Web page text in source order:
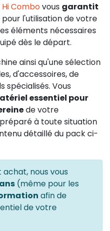
Combovous garantit
pour l'utilisation de votre
éléments nécessaires
dès le départ.
ainsi qu'une sélection
d'accessoires, de
spécialisés. Vous
essentiel pour
de votre
à toute situation
détaillé du pack ci-
achat, nous vous
(même pour les
afin de
de votre